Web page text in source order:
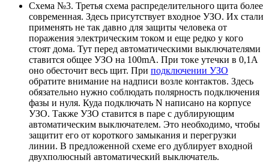
Схема №3. Третья схема распределительного щита более
современная. Здесь присутствует входное УЗО. Их стали
применять не так давно для защиты человека от
поражения электрическим током и еще редко у кого
стоят дома. Тут перед автоматическими выключателями
ставится общее УЗО на 100mA. При токе утечки в 0,1А
оно обесточит весь щит. При подключении УЗО
обратите внимание на надписи возле контактов. Здесь
обязательно нужно соблюдать полярность подключения
фазы и нуля. Куда подключать N написано на корпусе
УЗО. Также УЗО ставится в паре с дублирующим
автоматическим выключателем. Это необходимо, чтобы
защитит его от короткого замыкания и перегрузки
линии. В предложенной схеме его дублирует входной
двухполюсный автоматический выключатель.